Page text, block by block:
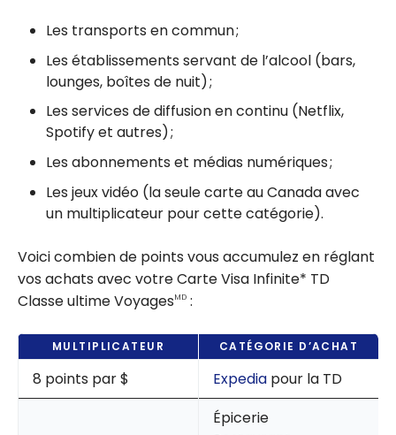
Les transports en commun ;
Les établissements servant de l’alcool (bars,
lounges, boîtes de nuit) ;
Les services de diffusion en continu (Netflix,
Spotify et autres) ;
Les abonnements et médias numériques ;
Les jeux vidéo (la seule carte au Canada avec
un multiplicateur pour cette catégorie).
Voici combien de points vous accumulez en réglant
vos achats avec votre Carte Visa Infinite* TD
Classe ultime VoyagesMD :
MULTIPLICATEUR CATÉGORIE D’ACHAT
8 points par $ Expedia pour la TD
Épicerie